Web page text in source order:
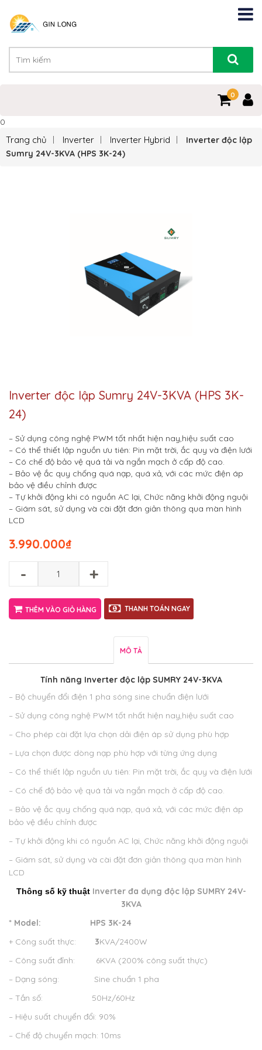
0
0
Trang chủ Inverter Inverter Hybrid
Inverter độc lập
Sumry 24V-3KVA (HPS 3K-24)
Inverter độc lập Sumry 24V-3KVA (HPS 3K-
24)
– Sử dụng công nghệ PWM tốt nhất hiện nay,hiệu suất cao
– Có thể thiết lập nguồn ưu tiên: Pin mặt trời, ắc quy và điện lưới
– Có chế độ bảo vệ quá tải và ngắn mạch ở cấp độ cao.
– Bảo vệ ắc quy chống quá nạp, quá xả, với các mức điện áp
bảo vệ điều chỉnh được
– Tự khởi động khi có nguồn AC lại, Chức năng khởi động nguội
– Giám sát, sử dụng và cài đặt đơn giản thông qua màn hình
LCD
₫
3.990.000
- +
THÊM VÀO GIỎ HÀNG THANH TOÁN NGAY
MÔ TẢ
Tính năng Inverter độc lập SUMRY 24V-3KVA
– Bộ chuyển đổi điện 1 pha sóng sine chuẩn điện lưới
– Sử dụng công nghệ PWM tốt nhất hiện nay,hiệu suất cao
– Cho phép cài đặt lựa chọn dải điện áp sử dụng phù hợp
– Lựa chọn được dòng nạp phù hợp với từng ứng dụng
– Có thể thiết lập nguồn ưu tiên: Pin mặt trời, ắc quy và điện lưới
– Có chế độ bảo vệ quá tải và ngắn mạch ở cấp độ cao.
– Bảo vệ ắc quy chống quá nạp, quá xả, với các mức điện áp
bảo vệ điều chỉnh được
– Tự khởi động khi có nguồn AC lại, Chức năng khởi động nguội
– Giám sát, sử dụng và cài đặt đơn giản thông qua màn hình
LCD
Thông số kỹ thuật Inverter đa dụng độc lập SUMRY 24V-
3KVA
* Model: HPS 3K-24
+ Công suất thực:
3KVA/2400W
– Công suất đỉnh: 6KVA (200% công suất thực)
– Dạng sóng: Sine chuẩn 1 pha
– Tần số: 50Hz/60Hz
– Hiệu suất chuyển đổi: 90%
– Chế độ chuyển mạch: 10ms